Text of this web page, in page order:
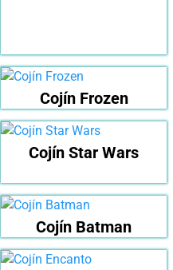
Cojín Frozen
Cojín Star Wars
Cojín Batman